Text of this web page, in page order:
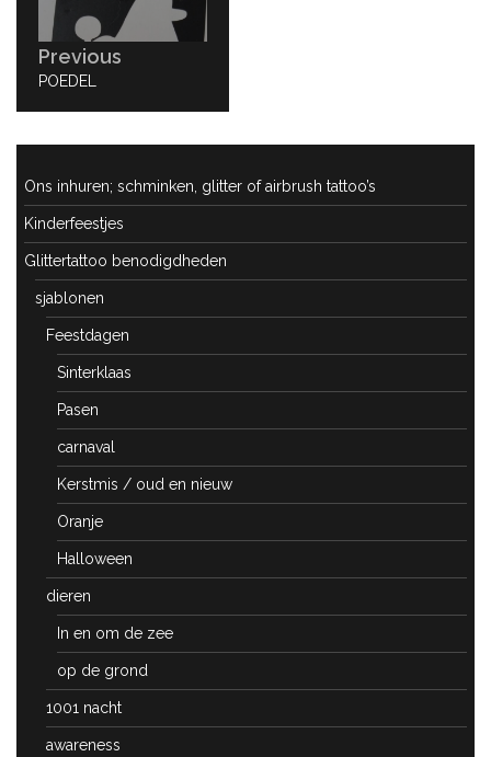
Previous
PREVIOUS
POEDEL
Ons inhuren; schminken, glitter of airbrush tattoo’s
Kinderfeestjes
Glittertattoo benodigdheden
sjablonen
Feestdagen
Sinterklaas
Pasen
carnaval
Kerstmis / oud en nieuw
Oranje
Halloween
dieren
In en om de zee
op de grond
1001 nacht
awareness